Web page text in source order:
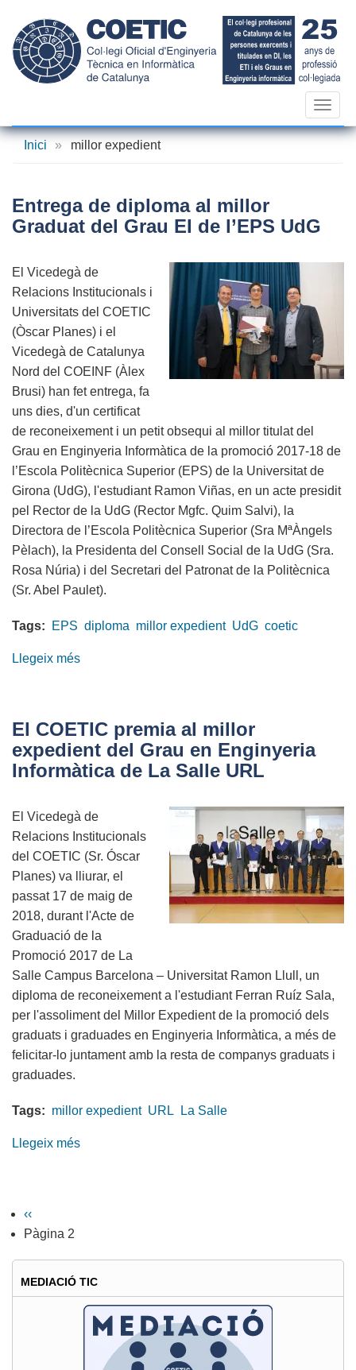
contingut
Inici
» millor expedient
Entrega de diploma al millor
Graduat del Grau EI de l’EPS UdG
El Vicedegà de
Relacions Institucionals i
Universitats del COETIC
(Òscar Planes) i el
Vicedegà de Catalunya
Nord del COEINF (Àlex
Brusi) han fet entrega, fa
uns dies, d'un certificat
de reconeixement i un petit obsequi al millor titulat del
Grau en Enginyeria Informàtica de la promoció 2017-18 de
l’Escola Politècnica Superior (EPS) de la Universitat de
Girona (UdG), l'estudiant Ramon Viñas, en un acte presidit
pel Rector de la UdG (Rector Mgfc. Quim Salvi), la
Directora de l’Escola Politècnica Superior (Sra MªÀngels
Pèlach), la Presidenta del Consell Social de la UdG (Sra.
Rosa Núria) i del Secretari del Patronat de la Politècnica
(Sr. Abel Paulet).
Tags: EPS diploma millor expedient UdG coetic
Llegeix més
al
millor
Graduat
Grau
EI
de
l’EPS
UdG
El COETIC premia al millor
expedient del Grau en Enginyeria
Informàtica de La Salle URL
El Vicedegà de
Relacions Institucionals
del COETIC (Sr. Óscar
Planes) va lliurar, el
passat 17 de maig de
2018, durant l'Acte de
Graduació de la
Promoció 2017 de La
Salle Campus Barcelona – Universitat Ramon Llull, un
diploma de reconeixement a l'estudiant Ferran Ruíz Sala,
per l'assoliment del Millor Expedient de la promoció dels
graduats i graduades en Enginyeria Informàtica, a més de
felicitar-lo juntament amb la resta de companys graduats i
graduades.
Tags: millor expedient URL La Salle
Llegeix més
expedient
del
Grau
Enginyeria
Informàtica
Paginació
Pàgina
anterior
‹‹
Pàgina 2
MEDIACIÓ TIC